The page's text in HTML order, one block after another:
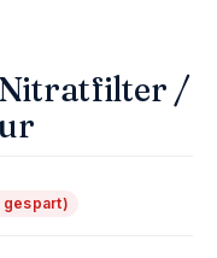
Nitratfilter /
gespart)